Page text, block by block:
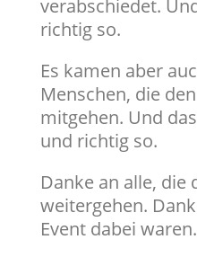
verabschiedet.
richtig so.
Es kamen aber
Menschen, die
mitgehen. Und
und richtig so.
Danke an alle, die
weitergehen.
Event dabei